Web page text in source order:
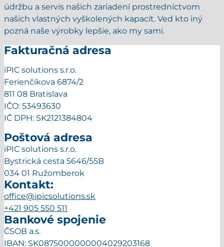
údržbu a servis našich zariadení prostredníctvom
našich vlastných vyškolených kapacít. Ved kto iný
pozná naše výrobky lepšie, ako my sami.
Fakturačná adresa
iPIC solutions s.r.o.
Ferienčíkova 6874/2
811 08 Bratislava
IČO: 53493630
IČ DPH: SK2121384804
Poštová adresa
iPIC solutions s.r.o.
Bystrická cesta 5646/55B
034 01 Ružomberok
Kontakt:
office@ipicsolutions.sk
+421 905 550 511
Bankové spojenie
ČSOB a.s.
IBAN: SK0875000000004029203168